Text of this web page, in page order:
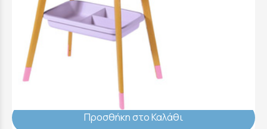
Baby Born Αλλαξιέρα Τραπεζάκι - 829998-
116721
39,99 €
Προσθήκη στο Καλάθι